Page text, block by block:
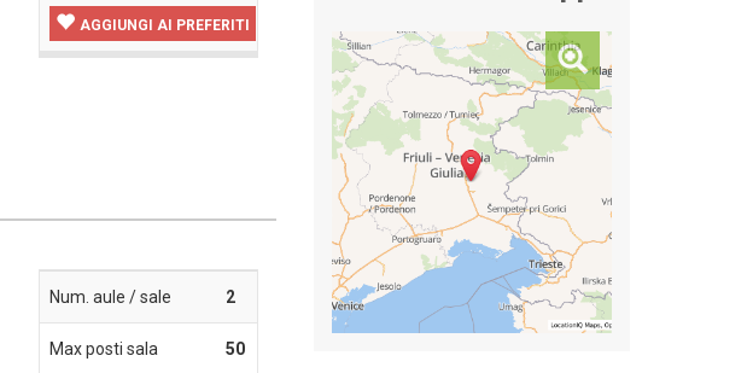
AGGIUNGI AI PREFERITI
Num. aule / sale 2
Max posti sala 50